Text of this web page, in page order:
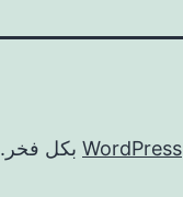
WordPress بكل فخر.